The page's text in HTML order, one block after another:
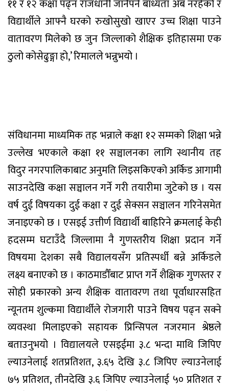
११ र १२ कक्षा पढ्न राजधानी जानैपर्ने बाध्यता अब नरहेको र
विद्यार्थीले आफ्नै घरको रुखोसुखो खाएर उच्च शिक्षा पाउने
वातावरण मिलेको छ जुन जिल्लाको शैक्षिक इतिहासमा एक
ठुलो कोसेढुङ्गा हो,’ रिमालले भन्नुभयो ।
संविधानमा माध्यमिक तह भन्नाले कक्षा १२ सम्मको शिक्षा भन्ने
उल्लेख भएकाले कक्षा ११ सञ्चालनका लागि स्थानीय तह
विदुर नगरपालिकाबाट अनुमति लिइसकिएको अर्किड आगामी
साउनदेखि कक्षा सञ्चालन गर्ने गरी तयारीमा जुटेको छ । यस
वर्ष दुई विषयका दुई कक्षा र दुई सेक्सन सञ्चालन गरिनेसमेत
जनाइएको छ । एसइई उत्तीर्ण विद्यार्थी बाहिरिने क्रमलाई केही
हदसम्म घटाउँदै जिल्लामा नै गुणस्तरीय शिक्षा प्रदान गर्ने
विषयमा देशका सबै विद्यालयसँग प्रतिस्पर्धी बन्ने अर्किडले
लक्ष्य बनाएको छ । काठमाडौँबाट प्राप्त गर्ने शैक्षिक गुणस्तर र
सोही प्रकारको अन्य शैक्षिक वातावरण तथा पूर्वाधारसहित
न्यूनतम शुल्कमा विद्यार्थीले रोजगारी पाउने विषय पढ्न सक्ने
व्यवस्था मिलाइएको सहायक प्रिन्सिपल नजरमान श्रेष्ठले
बताउनुभयो । विद्यालयले एसइईमा ३.८ भन्दा माथि जिपिए
ल्याउनेलाई शतप्रतिशत, ३.६५ देखि ३.८ जिपिए ल्याउनेलाई
७५ प्रतिशत, तीनदेखि ३.६ जिपिए ल्याउनेलाई ५० प्रतिशत र